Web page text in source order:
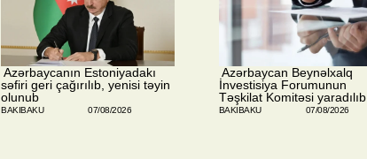
​ Azərbaycanın Estoniyadakı
səfiri geri çağırılıb, yenisi təyin
olunub
BAKIBAKU 07/08/2026
​ Azərbaycan Beynəlxalq
İnvestisiya Forumunun
Təşkilat Komitəsi yaradılıb
BAKIBAKU 07/08/2026